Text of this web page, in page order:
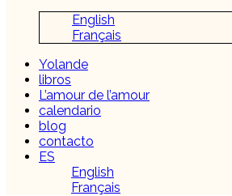
English
Français
Yolande
libros
L’amour de l’amour
calendario
blog
contacto
ES
English
Français